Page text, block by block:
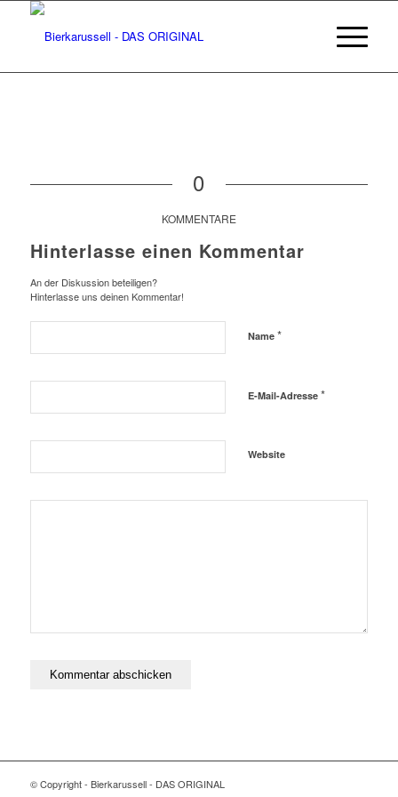
0
KOMMENTARE
Hinterlasse einen Kommentar
An der Diskussion beteiligen?
Hinterlasse uns deinen Kommentar!
Name *
E-Mail-Adresse *
Website
© Copyright - Bierkarussell - DAS ORIGINAL